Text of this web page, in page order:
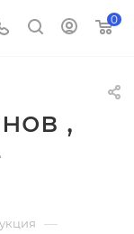
0
,
—